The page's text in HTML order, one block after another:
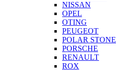
NISSAN
OPEL
OTING
PEUGEOT
POLAR STONE
PORSCHE
RENAULT
ROX